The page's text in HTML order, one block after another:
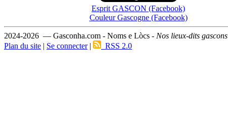
Esprit GASCON (Facebook)
Couleur Gascogne (Facebook)
2024-2026 — Gasconha.com - Noms e Lòcs - Nos lieux-dits gascons
Plan du site | Se connecter| RSS 2.0